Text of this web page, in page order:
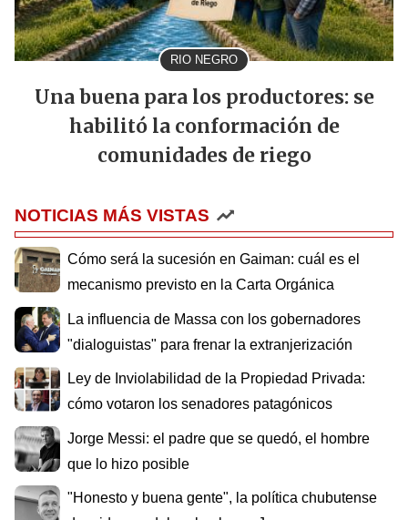
RIO NEGRO
Una buena para los productores: se
habilitó la conformación de
comunidades de riego
NOTICIAS MÁS VISTAS
Cómo será la sucesión en Gaiman: cuál es el
mecanismo previsto en la Carta Orgánica
La influencia de Massa con los gobernadores
"dialoguistas" para frenar la extranjerización
Ley de Inviolabilidad de la Propiedad Privada:
cómo votaron los senadores patagónicos
Jorge Messi: el padre que se quedó, el hombre
que lo hizo posible
"Honesto y buena gente", la política chubutense